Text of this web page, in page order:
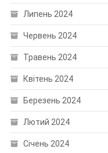
Липень 2024
Червень 2024
Травень 2024
Квітень 2024
Березень 2024
Лютий 2024
Січень 2024